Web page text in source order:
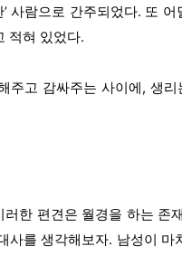
사람으로 간주되었다. 또 어
적혀 있었다.
주고 감싸주는 사이에, 생
한 편견은 월경을 하는 존
사를 생각해보자. 남성이 마